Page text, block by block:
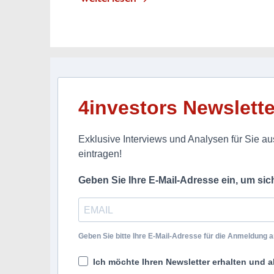
4investors
Exklusive Interviews und Analysen für Sie
eintragen!
Geben Sie Ihre E-Mail-Adresse ein, um
Geben Sie bitte Ihre E-Mail-Adresse für die Anmeldung
Ich möchte Ihren Newsletter erhalten und